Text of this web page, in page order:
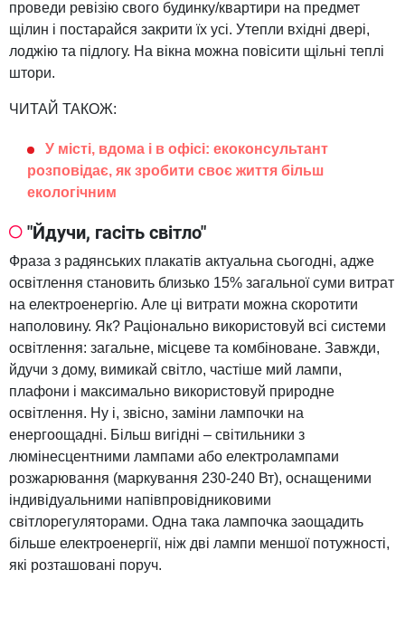
проведи ревізію свого будинку/квартири на предмет
щілин і постарайся закрити їх усі. Утепли вхідні двері,
лоджію та підлогу. На вікна можна повісити щільні теплі
штори.
ЧИТАЙ ТАКОЖ:
У місті, вдома і в офісі: екоконсультант
розповідає, як зробити своє життя більш
екологічним
"Йдучи, гасіть світло"
Фраза з радянських плакатів актуальна сьогодні, адже
освітлення становить близько 15% загальної суми витрат
на електроенергію. Але ці витрати можна скоротити
наполовину. Як? Раціонально використовуй всі системи
освітлення: загальне, місцеве та комбіноване. Завжди,
йдучи з дому, вимикай світло, частіше мий лампи,
плафони і максимально використовуй природне
освітлення. Ну і, звісно, ​​заміни лампочки на
енергоощадні. Більш вигідні – світильники з
люмінесцентними лампами або електролампами
розжарювання (маркування 230-240 Вт), оснащеними
індивідуальними напівпровідниковими
світлорегуляторами. Одна така лампочка заощадить
більше електроенергії, ніж дві лампи меншої потужності,
які розташовані поруч.